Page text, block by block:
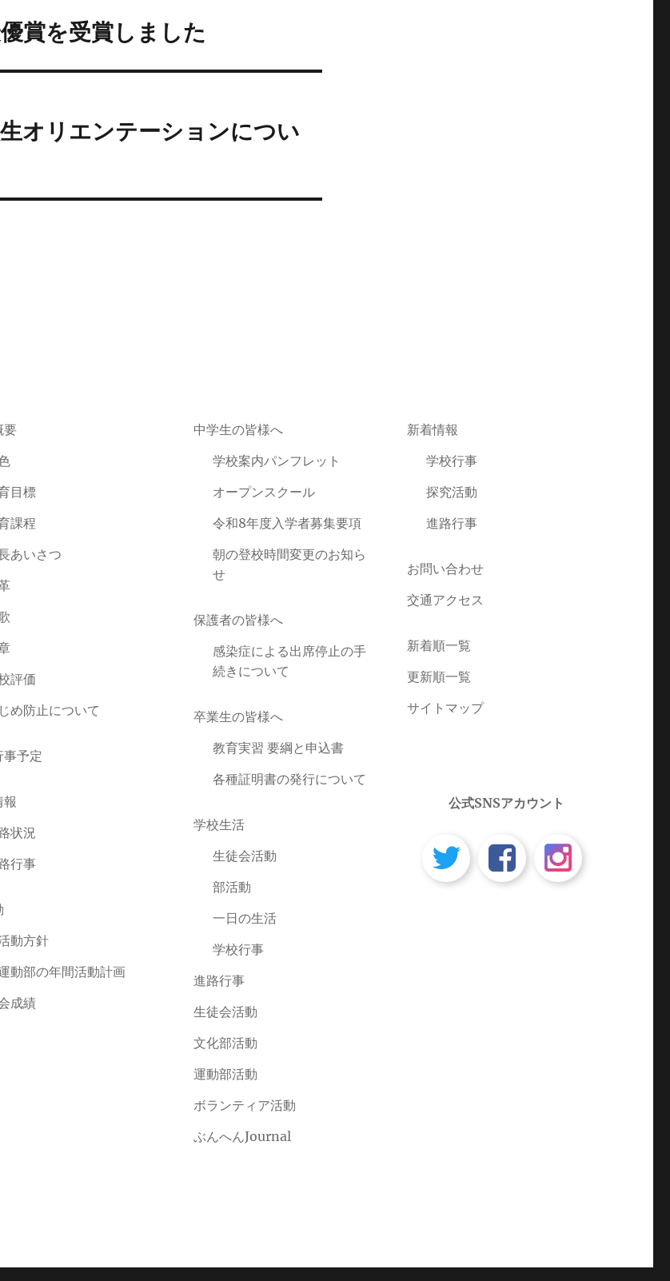
賞を受賞しました
オリエンテーションについ
要
目標
課程
あいさつ
評価
め防止について
事予定
報
状況
行事
動方針
動部の年間活動計画
成績
中学生の皆様へ
学校案内パンフレット
オープンスクール
令和8年度入学者募集要項
朝の登校時間変更のお知ら
せ
保護者の皆様へ
感染症による出席停止の手
続きについて
卒業生の皆様へ
教育実習 要綱と申込書
各種証明書の発行について
学校生活
生徒会活動
部活動
一日の生活
学校行事
進路行事
生徒会活動
文化部活動
運動部活動
ボランティア活動
ぶんへんJournal
新着情報
学校行事
探究活動
進路行事
お問い合わせ
交通アクセス
新着順一覧
更新順一覧
サイトマップ
公式SNSアカウント